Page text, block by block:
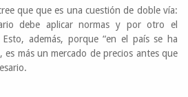
que que es una cuestión de doble vía:
debe aplicar normas y por otro el
además, porque “en el país se ha
es más un mercado de precios antes que